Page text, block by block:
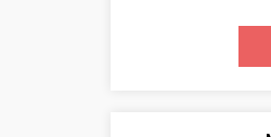
services
🛴 3.